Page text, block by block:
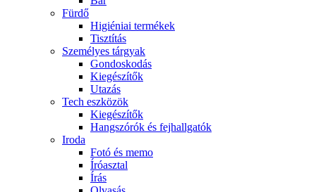
Fürdő
Higiéniai termékek
Tisztítás
Személyes tárgyak
Gondoskodás
Kiegészítők
Utazás
Tech eszközök
Kiegészítők
Hangszórók és fejhallgatók
Iroda
Fotó és memo
Íróasztal
Írás